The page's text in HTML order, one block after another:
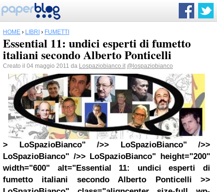
HOME › LIBRI › FUMETTI
Essential 11: undici esperti di fumetto
italiani secondo Alberto Ponticelli
Creato il 04 maggio 2011 da Lospaziobianco.it @lospaziobianco
> LoSpazioBianco" />> LoSpazioBianco" />>
LoSpazioBianco" />> LoSpazioBianco" height="200"
width="600" alt="Essential 11: undici esperti di
fumetto italiani secondo Alberto Ponticelli >>